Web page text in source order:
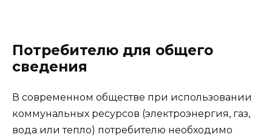
Потребителю для общего
сведения
В современном обществе при использовании
коммунальных ресурсов (электроэнергия, газ,
вода или тепло) потребителю необходимо